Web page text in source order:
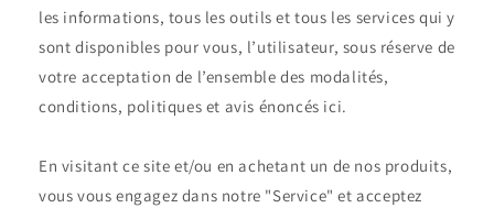
les informations, tous les outils et tous les services qui y
sont disponibles pour vous, l’utilisateur, sous réserve de
votre acceptation de l’ensemble des modalités,
conditions, politiques et avis énoncés ici.
En visitant ce site et/ou en achetant un de nos produits,
vous vous engagez dans notre "Service" et acceptez